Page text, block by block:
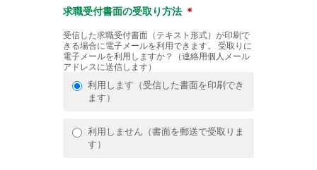
求職受付書面の受取り方法 ＊
受信した求職受付書面（テキスト形式）が印刷で
きる場合に電子メールを利用できます。 受取りに
電子メールを利用しますか？（連絡用個人メール
アドレスに送信します）
利用します（受信した書面を印刷でき
ます）
利用しません（書面を郵送で受取りま
す）